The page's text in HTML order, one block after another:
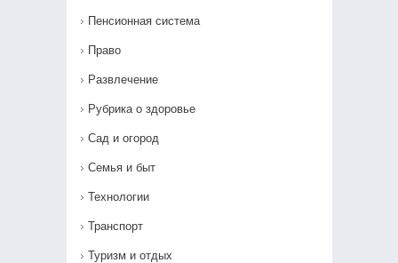
Пенсионная система
Право
Развлечение
Рубрика о здоровье
Сад и огород
Семья и быт
Технологии
Транспорт
Туризм и отдых